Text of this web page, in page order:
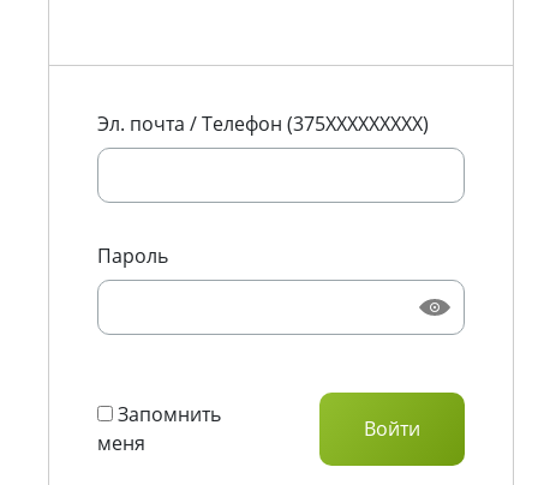
Эл. почта / Телефон (375XXXXXXXXX)
Пароль
Запомнить
меня